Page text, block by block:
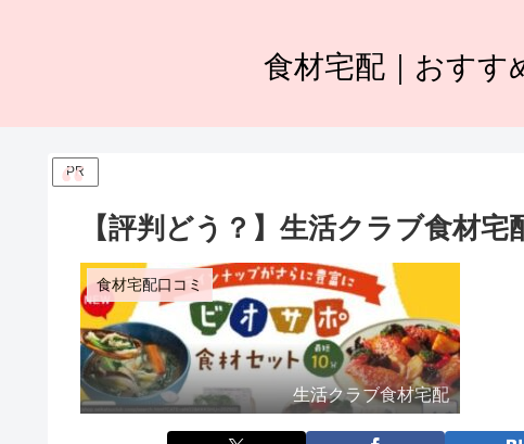
食材宅配｜おすす
PR
【評判どう？】生活クラブ食材宅
食材宅配口コミ
生活クラブ食材宅配